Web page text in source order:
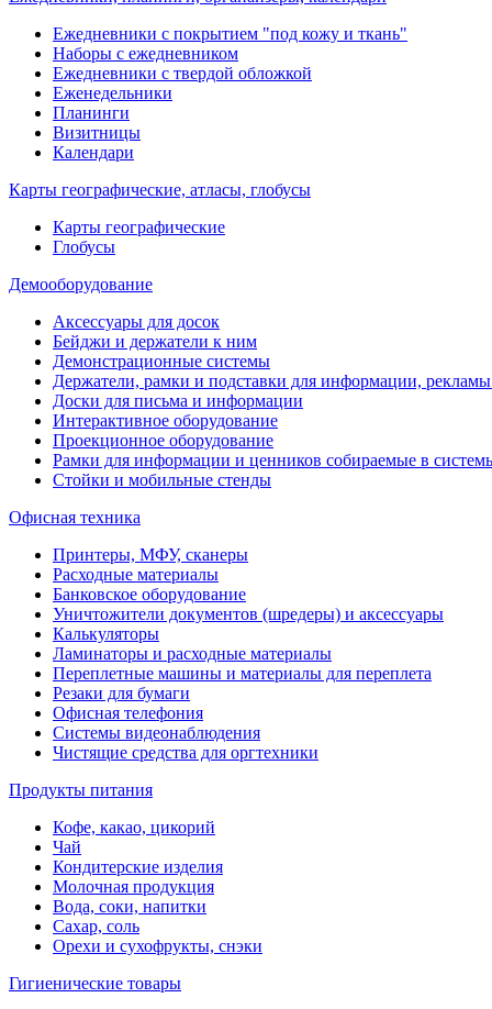
Ежедневники с покрытием "под кожу и ткань"
Наборы с ежедневником
Ежедневники с твердой обложкой
Еженедельники
Планинги
Визитницы
Календари
Карты географические, атласы, глобусы
Карты географические
Глобусы
Демооборудование
Аксессуары для досок
Бейджи и держатели к ним
Демонстрационные системы
Держатели, рамки и подставки для информации,
Доски для письма и информации
Интерактивное оборудование
Проекционное оборудование
Рамки для информации и ценников собираемые в
Стойки и мобильные стенды
Офисная техника
Принтеры, МФУ, сканеры
Расходные материалы
Банковское оборудование
Уничтожители документов (шредеры) и аксессуары
Калькуляторы
Ламинаторы и расходные материалы
Переплетные машины и материалы для переплета
Резаки для бумаги
Офисная телефония
Системы видеонаблюдения
Чистящие средства для оргтехники
Продукты питания
Кофе, какао, цикорий
Чай
Кондитерские изделия
Молочная продукция
Вода, соки, напитки
Сахар, соль
Орехи и сухофрукты, снэки
Гигиенические товары